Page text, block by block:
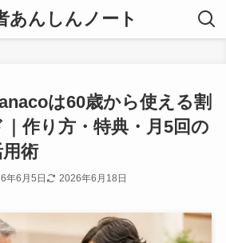
あんしんノート
は60歳から使える割
作り方・特典・月5回の
術
年6月5日 2026年6月18日